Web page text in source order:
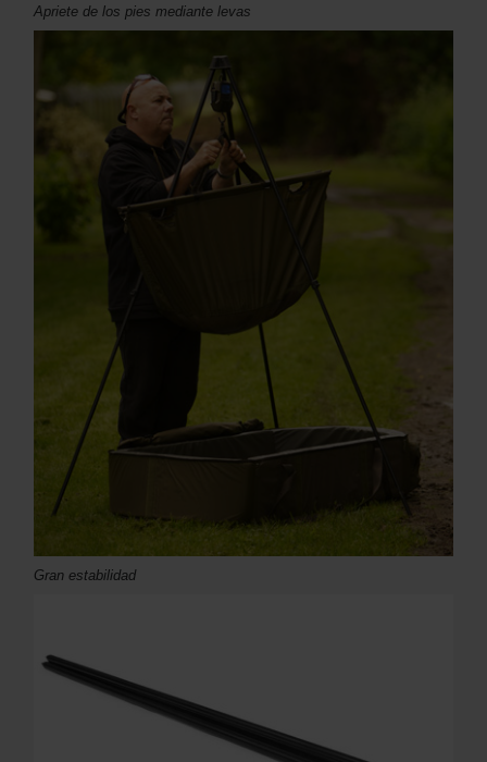
Apriete de los pies mediante levas
Gran estabilidad